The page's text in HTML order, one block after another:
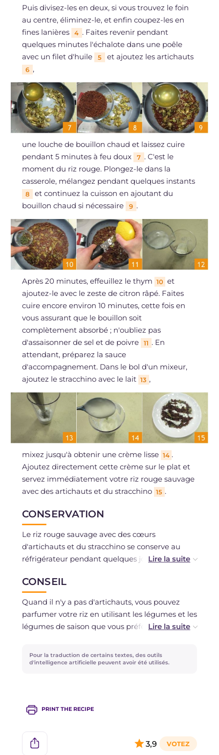
Puis divisez-les en deux, si vous trouvez le foin
au centre, éliminez-le, et enfin coupez-les en
fines lanières
4 . Faites revenir pendant
quelques minutes l'échalote dans une poêle
avec un filet d'huile
5 et ajoutez les artichauts
6 ,
une louche de bouillon chaud et laissez cuire
pendant 5 minutes à feu doux
7 . C'est le
moment du riz rouge. Plongez-le dans la
casserole, mélangez pendant quelques instants
8
et continuez la cuisson en ajoutant du
bouillon chaud si nécessaire
9 .
Après 20 minutes, effeuillez le thym 10 et
ajoutez-le avec le zeste de citron râpé. Faites
cuire encore environ 10 minutes, cette fois en
vous assurant que le bouillon soit
complètement absorbé ; n'oubliez pas
d'assaisonner de sel et de poivre
11 . En
attendant, préparez la sauce
d'accompagnement. Dans le bol d'un mixeur,
ajoutez le stracchino avec le lait 13 ,
mixez jusqu'à obtenir une crème lisse 14 .
Ajoutez directement cette crème sur le plat et
servez immédiatement votre riz rouge sauvage
avec des artichauts et du stracchino 15 .
CONSERVATION
Le riz rouge sauvage avec des cœurs
d'artichauts et du stracchino se conserve au
réfrigérateur pendant quelques jours, gardez-le
La congélation est déconseillée.
CONSEIL
Quand il n'y a pas d'artichauts, vous pouvez
parfumer votre riz en utilisant les légumes et les
légumes de saison que vous préférez.
problème !
Pour la traduction de certains textes, des outils
d'intelligence artificielle peuvent avoir été utilisés.
PRINT THE RECIPE
3,9